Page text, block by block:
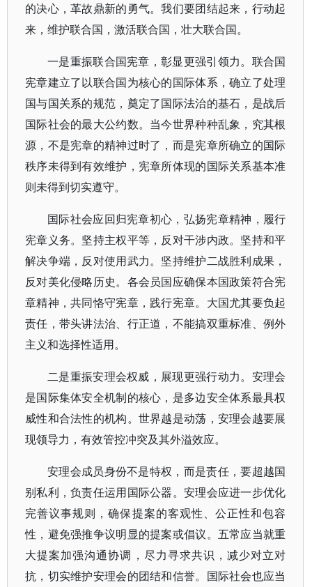
的决心，革故鼎新的勇气。我们要团结起来，行动起
来，维护联合国，激活联合国，壮大联合国。
一是重振联合国宪章，彰显更强引领力。联合国
宪章建立了以联合国为核心的国际体系，确立了处理
国与国关系的规范，奠定了国际法治的基石，是战后
国际社会的最大公约数。当今世界种种乱象，究其根
源，不是宪章的精神过时了，而是宪章所确立的国际
秩序未得到有效维护，宪章所体现的国际关系基本准
则未得到切实遵守。
国际社会应回归宪章初心，弘扬宪章精神，履行
宪章义务。坚持主权平等，反对干涉内政。坚持和平
解决争端，反对使用武力。坚持维护二战胜利成果，
反对美化侵略历史。各会员国应确保本国政策符合宪
章精神，共同恪守宪章，践行宪章。大国尤其要负起
责任，带头讲法治、行正道，不能搞双重标准、例外
主义和选择性适用。
二是重振安理会权威，展现更强行动力。安理会
是国际集体安全机制的核心，是多边安全体系最具权
威性和合法性的机构。世界越是动荡，安理会越要展
现领导力，有效管控冲突及其外溢效应。
安理会成员身份不是特权，而是责任，要超越国
别私利，负责任运用国际公器。安理会应进一步优化
完善议事规则，确保提案的客观性、公正性和包容
性，避免强推争议明显的提案或倡议。五常应当就重
大提案加强沟通协调，尽力寻求共识，减少对立对
抗，切实维护安理会的团结和信誉。国际社会也应当